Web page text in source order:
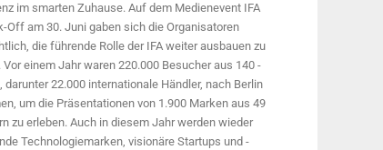
im smarten Zuhause. Auf dem Medien­event IFA
Off am 30. Juni gaben sich die Organisatoren
die führende Rolle der IFA weiter ausbauen zu
Vor einem Jahr ­waren 220.000 Besucher aus 140
­darunter 22.000 internationale Händler, nach Berlin
um die Präsen­tationen von 1.900 Marken aus 49
zu erleben. Auch in diesem Jahr werden wieder
Technologiemarken, visionäre Startups und